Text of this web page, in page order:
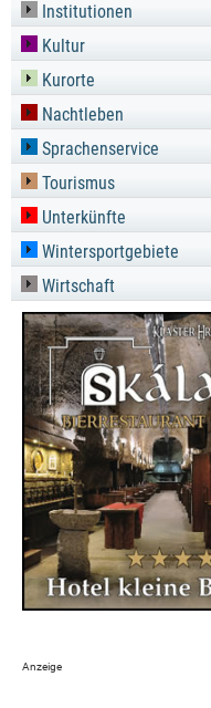
Institutionen
Kultur
Kurorte
Nachtleben
Sprachenservice
Tourismus
Unterkünfte
Wintersportgebiete
Wirtschaft